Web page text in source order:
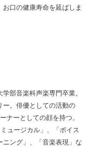
の健康寿命を延ばしま
部音楽科声楽専門卒業。
ー。俳優としての活動の
ナーとしての顔を持つ。
ュージカル」、「ボイス
ニング」、「音楽表現」な